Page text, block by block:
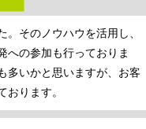
そのノウハウを活用し、
への参加も行っておりま
多いかと思いますが、お客
ります。